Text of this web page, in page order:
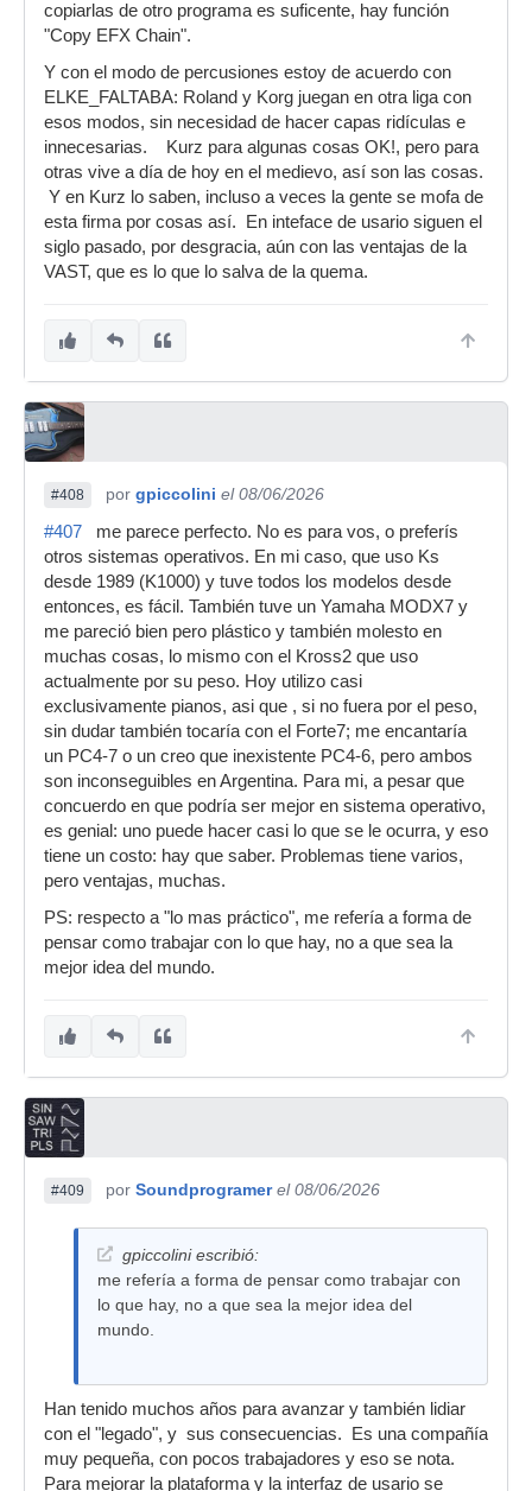
copiarlas de otro programa es suficente, hay función
"Copy EFX Chain".
Y con el modo de percusiones estoy de acuerdo con
ELKE_FALTABA: Roland y Korg juegan en otra liga con
esos modos, sin necesidad de hacer capas ridículas e
innecesarias. Kurz para algunas cosas OK!, pero para
otras vive a día de hoy en el medievo, así son las cosas.
Y en Kurz lo saben, incluso a veces la gente se mofa de
esta firma por cosas así. En inteface de usario siguen el
siglo pasado, por desgracia, aún con las ventajas de la
VAST, que es lo que lo salva de la quema.
#408 por gpiccolini el 08/06/2026
#407 me parece perfecto. No es para vos, o preferís
otros sistemas operativos. En mi caso, que uso Ks
desde 1989 (K1000) y tuve todos los modelos desde
entonces, es fácil. También tuve un Yamaha MODX7 y
me pareció bien pero plástico y también molesto en
muchas cosas, lo mismo con el Kross2 que uso
actualmente por su peso. Hoy utilizo casi
exclusivamente pianos, asi que , si no fuera por el peso,
sin dudar también tocaría con el Forte7; me encantaría
un PC4-7 o un creo que inexistente PC4-6, pero ambos
son inconseguibles en Argentina. Para mi, a pesar que
concuerdo en que podría ser mejor en sistema operativo,
es genial: uno puede hacer casi lo que se le ocurra, y eso
tiene un costo: hay que saber. Problemas tiene varios,
pero ventajas, muchas.
PS: respecto a "lo mas práctico", me refería a forma de
pensar como trabajar con lo que hay, no a que sea la
mejor idea del mundo.
#409 por Soundprogramer el 08/06/2026
gpiccolini escribió:
me refería a forma de pensar como trabajar con
lo que hay, no a que sea la mejor idea del
mundo.
Han tenido muchos años para avanzar y también lidiar
con el "legado", y sus consecuencias. Es una compañía
muy pequeña, con pocos trabajadores y eso se nota.
Para mejorar la plataforma y la interfaz de usario se